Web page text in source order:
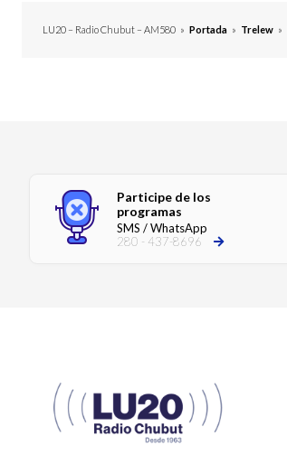
LU20 – Radio Chubut – AM580 » Portada » Trelew »
Participe de los
programas
SMS / WhatsApp
280 - 437-8696